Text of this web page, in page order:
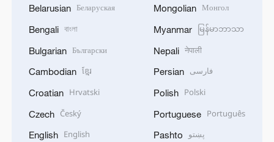
Belarusian Беларуская
Bengali বাংলা
Bulgarian Български
Cambodian ខ្មែរ
Croatian Hrvatski
Czech Český
English English
Mongolian Монгол
Myanmar မြန်မာဘာသာ
Nepali नेपाली
Persian فارسی
Polish Polski
Portuguese Português
Pashto پښتو